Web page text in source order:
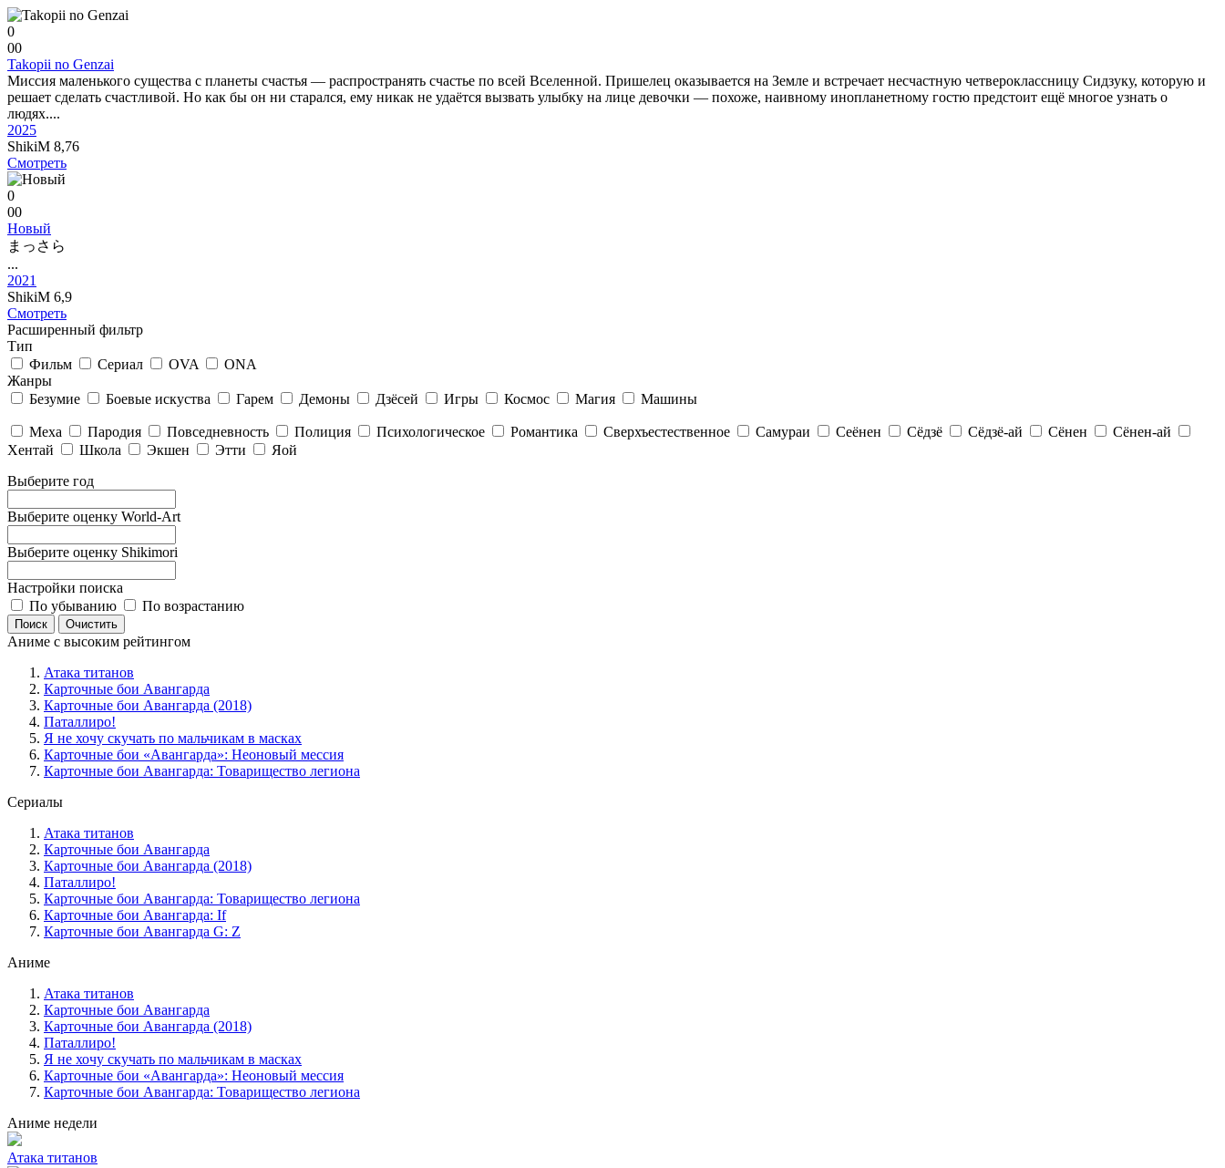
0
00
Takopii no Genzai
Миссия маленького существа с планеты счастья — распространять счастье по всей Вселенной. Пришелец оказывается на Земле и встречает несчастную четвероклассницу Сидзуку, которую и
решает сделать счастливой. Но как бы он ни старался, ему никак не удаётся вызвать улыбку на лице девочки — похоже, наивному инопланетному гостю предстоит ещё многое узнать о
людях....
2025
ShikiM 8,76
Смотреть
0
00
Новый
まっさら
...
2021
ShikiM 6,9
Смотреть
Расширенный фильтр
Тип
Фильм
Сериал OVA
ONA
Жанры
Безумие
Боевые искуства Гарем Демоны Дзёсей Игры Космос Магия Машины
Меха Пародия Повседневность Полиция Психологическое Романтика Сверхъестественное Самураи Сеёнен Сёдзё Сёдзё-ай Сёнен
Сёнен-ай
Хентай
Школа Экшен Этти
Яой
Выберите год
Выберите оценку World-Art
Выберите оценку Shikimori
Настройки поиска
По убыванию
По возрастанию
Аниме с высоким рейтингом
Атака титанов
Карточные бои Авангарда
Карточные бои Авангарда (2018)
Паталлиро!
Я не хочу скучать по мальчикам в масках
Карточные бои «Авангарда»: Неоновый мессия
Карточные бои Авангарда: Товарищество легиона
Сериалы
Атака титанов
Карточные бои Авангарда
Карточные бои Авангарда (2018)
Паталлиро!
Карточные бои Авангарда: Товарищество легиона
Карточные бои Авангарда: If
Карточные бои Авангарда G: Z
Аниме
Атака титанов
Карточные бои Авангарда
Карточные бои Авангарда (2018)
Паталлиро!
Я не хочу скучать по мальчикам в масках
Карточные бои «Авангарда»: Неоновый мессия
Карточные бои Авангарда: Товарищество легиона
Аниме недели
Атака титанов